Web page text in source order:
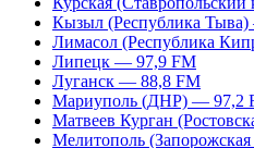
Кызыл (Республика
Лимасол (Республика
Липецк — 97,9 FM
Луганск — 88,8 FM
Мариуполь (ДНР) — 97,2
Матвеев Курган
Мелитополь